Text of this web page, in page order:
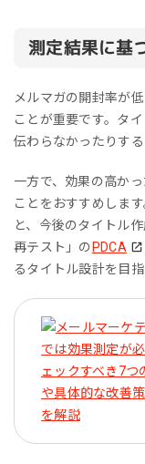
測定結果に基
メルマガの開封率が
ことが重要です。タ
伝わらなかったりす
一方で、効果の高か
ことをおすすめしま
と、今後のタイトル
再テスト」の PDCA
るタイトル設計を目指